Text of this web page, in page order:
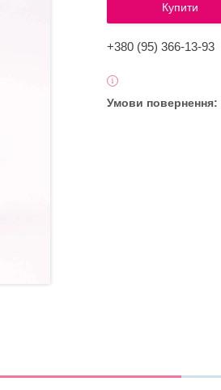
Купити
+380 (95) 366-13-93